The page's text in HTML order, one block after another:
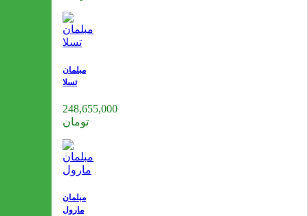
مبلمان
تسلا
248,655,000
تومان
مبلمان
مارول